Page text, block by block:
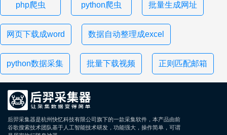
php爬虫 python爬虫 批量生成网址
网页下载成word 数据自动整理成excel
python数据采集 批量下载视频 正则匹配邮箱
后羿采集器是杭州快忆科技有限公司旗下的一款采集软件，本产品由前
谷歌搜索技术团队基于人工智能技术研发，功能强大，操作简单，可谓